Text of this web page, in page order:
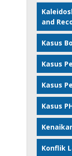
and
Kasus
Kasus
Kasus
Kasus
Konflik